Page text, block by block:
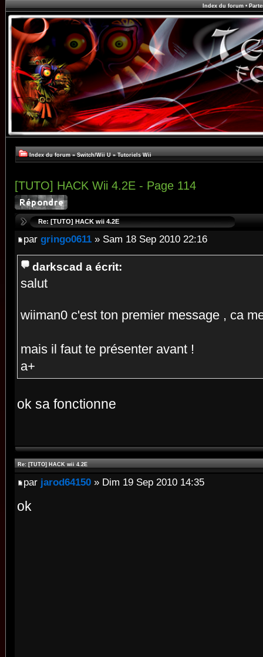
Index du forum•
Index du forum » Switch/Wii U » Tutoriels Wii
[TUTO] HACK Wii 4.2E - Page 114
Re: [TUTO] HACK wii 4.2E
par gringo0611 » Sam 18 Sep 2010 22:16
darkscad a écrit:
salut
wiiman0 c'est ton premier message , ca
mais il faut te présenter avant !
a+
ok sa fonctionne
Re: [TUTO] HACK wii 4.2E
par jarod64150 » Dim 19 Sep 2010 14:35
ok